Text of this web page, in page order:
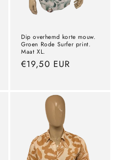
Dip overhemd korte mouw.
Groen Rode Surfer print.
Maat XL.
precio
€19,50 EUR